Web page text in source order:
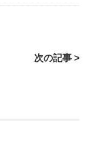
次の記事 >